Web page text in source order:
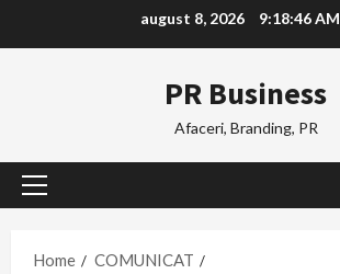
august 8, 2026 9:18:47 AM
PR Business
Afaceri, Branding, PR
Primary
Home
COMUNICAT